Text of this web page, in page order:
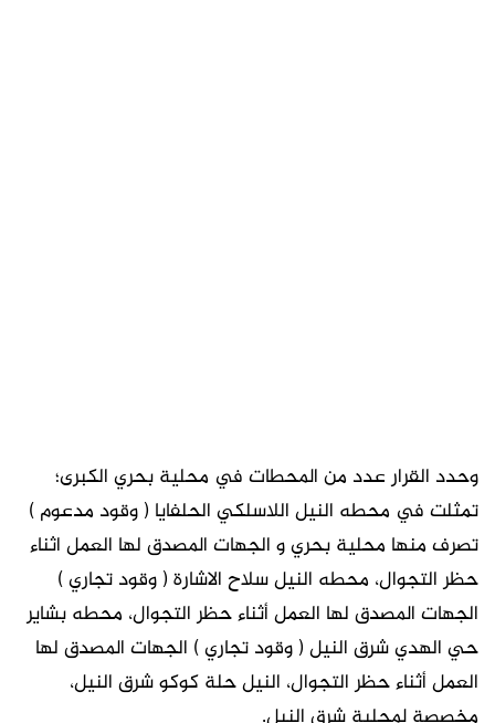
وحدد القرار عدد من المحطات في محلية بحري الكبرى؛
تمثلت في محطه النيل اللاسلكي الحلفايا ( وقود مدعوم )
تصرف منها محلية بحري و الجهات المصدق لها العمل اثناء
حظر التجوال، محطه النيل سلاح الاشارة ( وقود تجاري )
الجهات المصدق لها العمل أثناء حظر التجوال، محطه بشاير
حي الهدي شرق النيل ( وقود تجاري ) الجهات المصدق لها
العمل أثناء حظر التجوال، النيل حلة كوكو شرق النيل،